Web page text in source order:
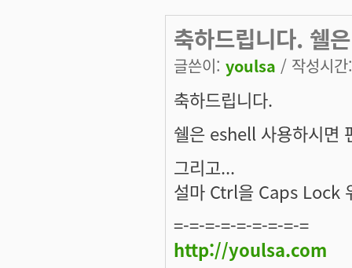
축하드립니다. 쉘은
글쓴이: youlsa / 작성시
축하드립니다.
쉘은 eshell 사용하시면
그리고...
설마 Ctrl을 Caps Lock
=-=-=-=-=-=-=-=-=
http://youlsa.com